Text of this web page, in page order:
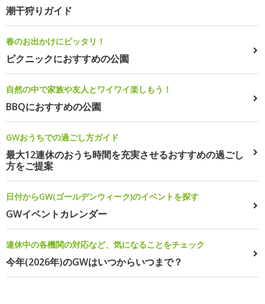
潮干狩りガイド
春のお出かけにピッタリ！
ピクニックにおすすめの公園
自然の中で家族や友人とワイワイ楽しもう！
BBQにおすすめの公園
GWおうちでの過ごし方ガイド
最大12連休のおうち時間を充実させるおすすめの過ごし
方をご提案
日付からGW(ゴールデンウィーク)のイベントを探す
GWイベントカレンダー
連休中の各機関の対応など、気になることをチェック
今年(2026年)のGWはいつからいつまで？